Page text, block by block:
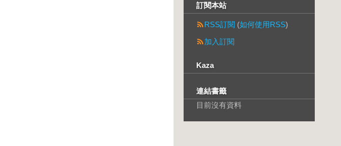
訂閱本站
RSS訂閱 (如何使用RSS)
加入訂閱
Kaza
連結書籤
目前沒有資料